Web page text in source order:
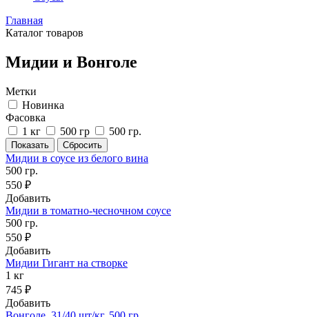
Главная
Каталог товаров
Мидии и Вонголе
Метки
Новинка
Фасовка
1 кг
500 гр 500 гр.
Мидии в соусе из белого вина
500 гр.
550 ₽
Добавить
Мидии в томатно-чесночном соусе
500 гр.
550 ₽
Добавить
Мидии Гигант на створке
1 кг
745 ₽
Добавить